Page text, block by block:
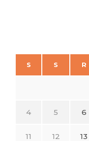
S S R
4 5 6
11 12 13